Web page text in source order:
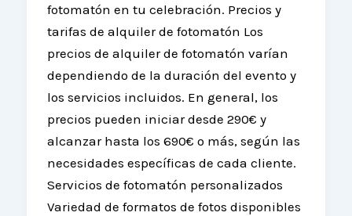
fotomatón en tu celebración. Precios y
tarifas de alquiler de fotomatón Los
precios de alquiler de fotomatón varían
dependiendo de la duración del evento y
los servicios incluidos. En general, los
precios pueden iniciar desde 290€ y
alcanzar hasta los 690€ o más, según las
necesidades específicas de cada cliente.
Servicios de fotomatón personalizados
Variedad de formatos de fotos disponibles